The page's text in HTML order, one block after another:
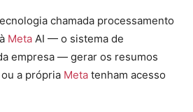
chamada processamento
Meta AI — o sistema de
empresa — gerar os resumos
ou a própria Meta tenham acesso